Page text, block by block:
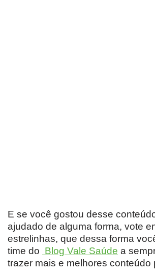
E se você gostou desse
ajudado de alguma forma, vote
estrelinhas, que dessa forma
time do Blog Vale Saúde a
trazer mais e melhores conteúdo